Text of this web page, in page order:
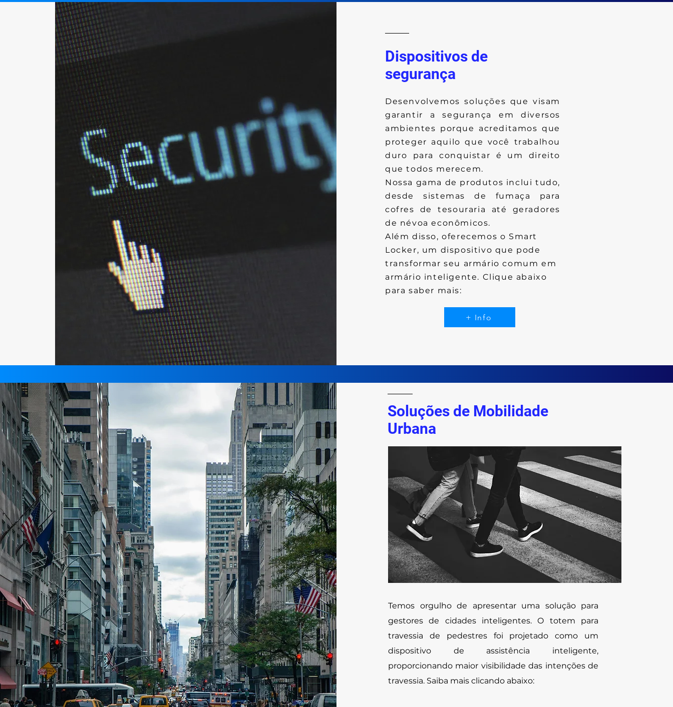
Dispositivos de
segurança
Desenvolvemos soluções que visam
garantir a segurança em diversos
ambientes porque acreditamos que
proteger aquilo que você trabalhou
duro para conquistar é um direito
que todos merecem.
Nossa gama de produtos inclui tudo,
desde sistemas de fumaça para
cofres de tesouraria até geradores
de névoa econômicos.
Além disso, oferecemos o Smart
Locker, um dispositivo que pode
transformar seu armário comum em
armário inteligente. Clique abaixo
para saber mais:
+ Info
Soluções de Mobilidade
Urbana
Temos orgulho de apresentar uma solução para
gestores de cidades inteligentes. O totem para
travessia de pedestres foi projetado como um
dispositivo de assistência inteligente,
proporcionando maior visibilidade das intenções de
travessia. Saiba mais clicando abaixo: